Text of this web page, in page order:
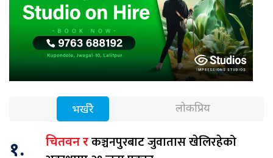
भर्खरै लोकप्रिय
१. चितवन रकञ्चनपुरबाट जुवातास खेलिरहेको